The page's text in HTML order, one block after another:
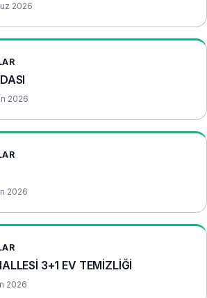
2026
2026
2026
3+1 EV TEMİZLİĞİ
2026